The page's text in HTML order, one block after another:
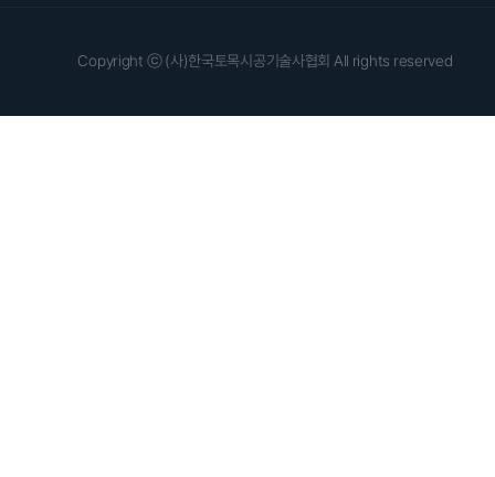
Copyright ⓒ (사)한국토목시공기술사협회 All rights reserved